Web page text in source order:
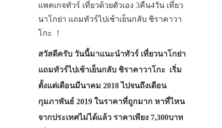
แพคเกจทัวร์ เที่ยวด้วยตัวเอง 3คืน4วัน เที่ยว
นาโกย่า แถมทัวร์ไปเช้าเย็นกลับ ชิราคาวา
โกะ ！
สวัสดีครับ วันนี้มาแนะนำทัวร์ เที่ยวนาโกย่า
แถมทัวร์ไปเช้าเย็นกลับ ชิราคาวาโกะ เริ่ม
ตั้งแต่เดือนมีนาคม 2018 ไปจนถึงเดือน
กุมภาพันธ์ 2019 ในราคาที่ถูกมาก หาที่ไหน
จากประเทศไม่ได้แล้ว ราคาเพียง 7,300บาท